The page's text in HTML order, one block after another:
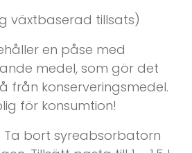
växtbaserad tillsats)
en påse med
medel, som gör det
från konserveringsmedel.
för konsumtion!
Ta bort syreabsorbatorn